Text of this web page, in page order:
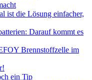
ist die Lösung einfacher,
Darauf kommt es
Brennstoffzelle im
ein Tip